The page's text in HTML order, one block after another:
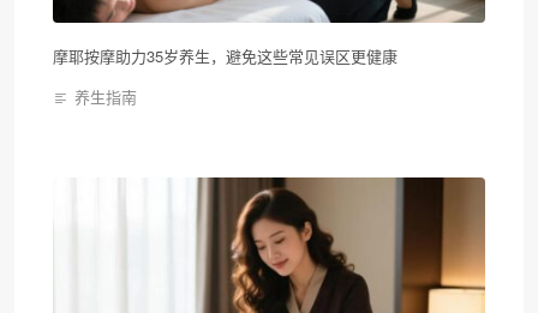
摩耶按摩助力35岁养生，避免这些常见误区更健康
养生指南